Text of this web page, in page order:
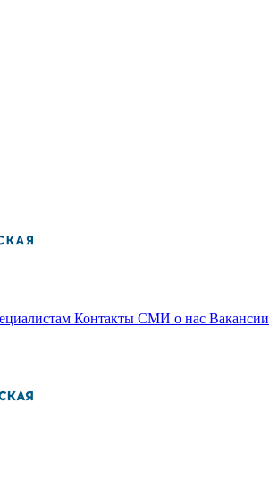
Контакты СМИ о нас Вакансии